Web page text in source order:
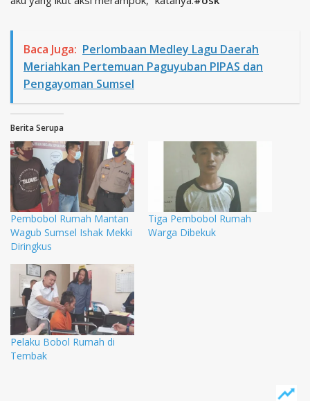
Baca Juga: Perlombaan Medley Lagu Daerah
Meriahkan Pertemuan Paguyuban PIPAS dan
Pengayoman Sumsel
Berita Serupa
Pembobol Rumah Mantan
Wagub Sumsel Ishak Mekki
Diringkus
Tiga Pembobol Rumah
Warga Dibekuk
Pelaku Bobol Rumah di
Tembak